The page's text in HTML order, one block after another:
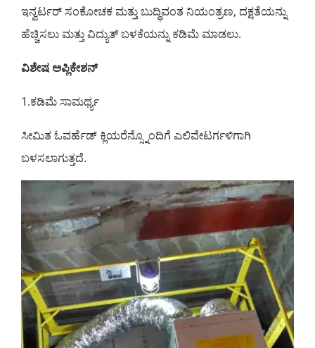
ಇನ್ವರ್ಟರ್ ಸಂಕೋಚಕ ಮತ್ತು ಬುದ್ಧಿವಂತ ನಿಯಂತ್ರಣ, ದಕ್ಷತೆಯನ್ನು
ಹೆಚ್ಚಿಸಲು ಮತ್ತು ವಿದ್ಯುತ್ ಬಳಕೆಯನ್ನು ಕಡಿಮೆ ಮಾಡಲು.
ವಿಶೇಷ ಅಪ್ಲಿಕೇಶನ್
1.ಕಡಿಮೆ ಸಾಮರ್ಥ್ಯ
ಸೀಮಿತ ಓವರ್ಹೆಡ್ ಕ್ಲಿಯರೆನ್ಸ್ನೊಂದಿಗೆ ಎಲಿವೇಟರ್ಗಳಿಗಾಗಿ
ಬಳಸಲಾಗುತ್ತದೆ.